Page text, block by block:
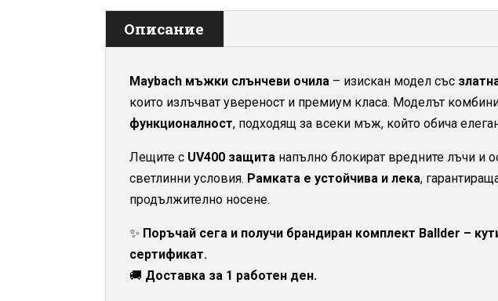
Описание
Maybach мъжки слънчеви очила – изискан модел със
които излъчват увереност и премиум класа. Моделът
функционалност, подходящ за всеки мъж, който обича
Лещите с UV400 защита напълно блокират вредните лъчи и
светлинни условия. Рамката е устойчива и лека,
продължително носене.
✨ Поръчай сега и получи брандиран комплект Ballder –
сертификат.
🚚 Доставка за 1 работен ден.